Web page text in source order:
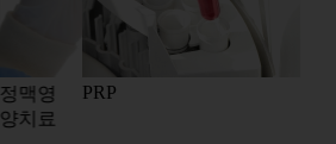
정맥영
양치료
PRP